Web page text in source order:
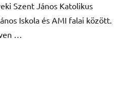
Szent János Katolikus
Iskola és AMI falai között.
…